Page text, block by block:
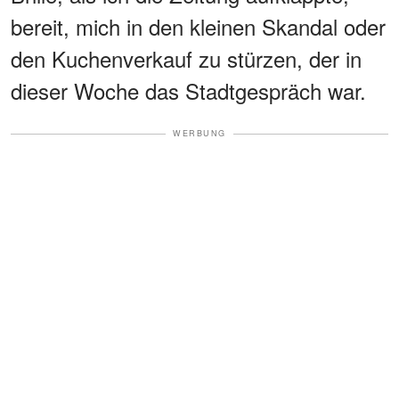
bereit, mich in den kleinen Skandal oder
den Kuchenverkauf zu stürzen, der in
dieser Woche das Stadtgespräch war.
WERBUNG